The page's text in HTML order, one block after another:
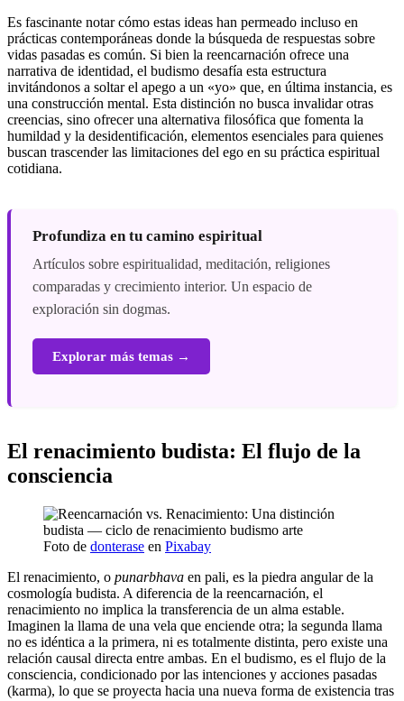
Es fascinante notar cómo estas ideas han permeado incluso en
prácticas contemporáneas donde la búsqueda de respuestas sobre
vidas pasadas es común. Si bien la reencarnación ofrece una
narrativa de identidad, el budismo desafía esta estructura
invitándonos a soltar el apego a un «yo» que, en última instancia, es
una construcción mental. Esta distinción no busca invalidar otras
creencias, sino ofrecer una alternativa filosófica que fomenta la
humildad y la desidentificación, elementos esenciales para quienes
buscan trascender las limitaciones del ego en su práctica espiritual
cotidiana.
Profundiza en tu camino espiritual
Artículos sobre espiritualidad, meditación, religiones
comparadas y crecimiento interior. Un espacio de
exploración sin dogmas.
Explorar más temas →
El renacimiento budista: El flujo de la
consciencia
Foto de donterase en Pixabay
El renacimiento, o punarbhava en pali, es la piedra angular de la
cosmología budista. A diferencia de la reencarnación, el
renacimiento no implica la transferencia de un alma estable.
Imaginen la llama de una vela que enciende otra; la segunda llama
no es idéntica a la primera, ni es totalmente distinta, pero existe una
relación causal directa entre ambas. En el budismo, es el flujo de la
consciencia, condicionado por las intenciones y acciones pasadas
(karma), lo que se proyecta hacia una nueva forma de existencia tras